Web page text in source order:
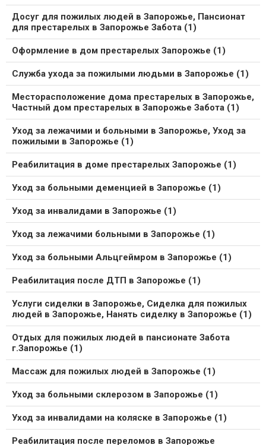
Досуг для пожилых людей в Запорожье, Пансионат
для престарелых в Запорожье Забота (1)
Оформление в дом престарелых Запорожье (1)
Служба ухода за пожилыми людьми в Запорожье (1)
Месторасположение дома престарелых в Запорожье,
Частный дом престарелых в Запорожье Забота (1)
Уход за лежачими и больными в Запорожье, Уход за
пожилыми в Запорожье (1)
Реабилитация в доме престарелых Запорожье (1)
Уход за больными деменцией в Запорожье (1)
Уход за инвалидами в Запорожье (1)
Уход за лежачими больными в Запорожье (1)
Уход за больными Альцгеймром в Запорожье (1)
Реабилитация после ДТП в Запорожье (1)
Услуги сиделки в Запорожье, Сиделка для пожилых
людей в Запорожье, Нанять сиделку в Запорожье (1)
Отдых для пожилых людей в пансионате Забота
г.Запорожье (1)
Массаж для пожилых людей в Запорожье (1)
Уход за больными склерозом в Запорожье (1)
Уход за инвалидами на коляске в Запорожье (1)
Реабилитация после переломов в Запорожье